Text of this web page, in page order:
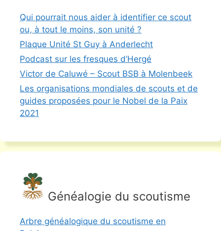
Qui pourrait nous aider à identifier ce scout
ou, à tout le moins, son unité ?
Plaque Unité St Guy à Anderlecht
Podcast sur les fresques d’Hergé
Victor de Caluwé – Scout BSB à Molenbeek
Les organisations mondiales de scouts et de
guides proposées pour le Nobel de la Paix
2021
Généalogie du scoutisme
Arbre généalogique du scoutisme en